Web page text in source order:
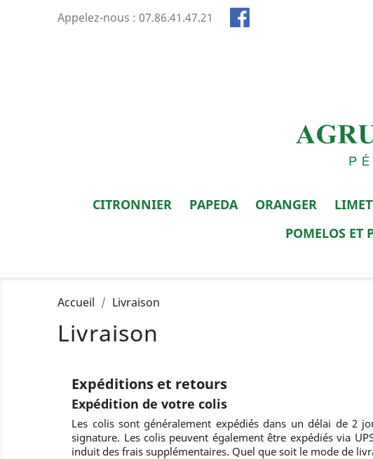
Appelez-nous :07.86.41.47.21
CITRONNIER PAPEDA ORANGER
POMELOS ET
Accueil Livraison
Livraison
Expéditions et retours
Expédition de votre colis
Les colis sont généralement expédiés dans un délai de 2
signature. Les colis peuvent également être expédiés via
induit des frais supplémentaires. Quel que soit le mode de